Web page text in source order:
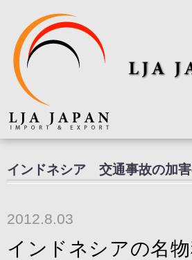
インドネシア 交通事故の加
2012.8.03
インドネシアの名